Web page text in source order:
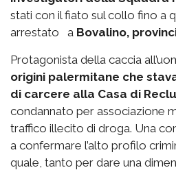
stati con il fiato sul collo fino a
arrestato a Bovalino,
Protagonista della caccia
origini palermitane che
di carcere alla Casa di
condannato per associazione
traffico illecito di droga. Una
a confermare l’alto profilo
quale, tanto per dare una